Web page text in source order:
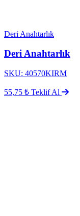
Deri Anahtarlık
Deri Anahtarlık
SKU: 40570KIRM
55,75 ₺ Teklif Al